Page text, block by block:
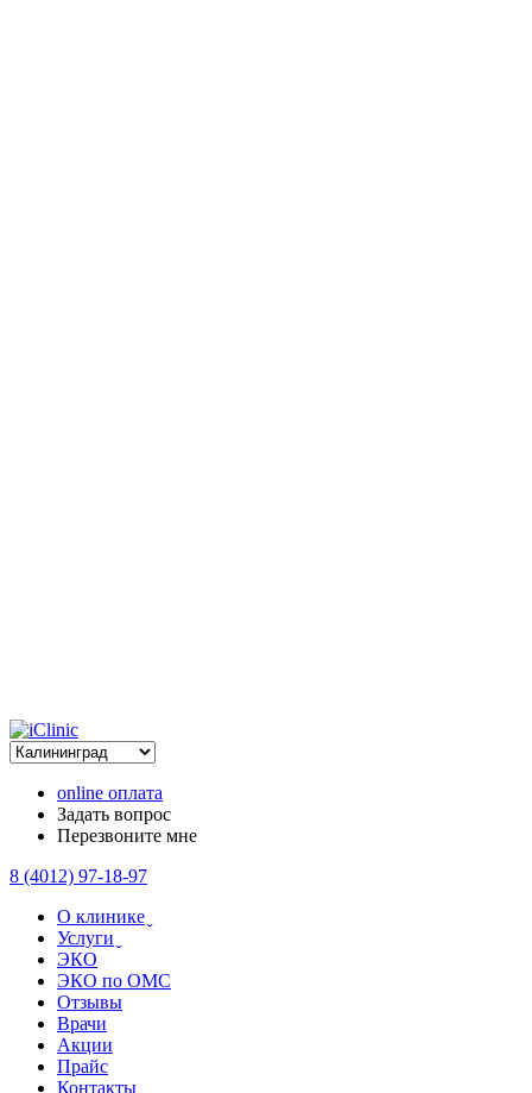
online оплата
Задать вопрос
Перезвоните мне
8 (4012) 97-18-97
О клинике ̬
Услуги ̬
ЭКО
ЭКО по ОМС
Отзывы
Врачи
Акции
Прайс
Контакты